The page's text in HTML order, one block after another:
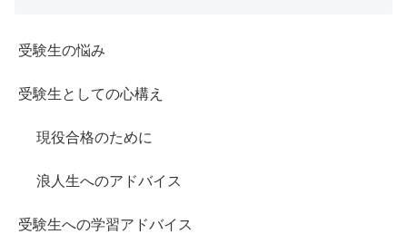
受験生の悩み
受験生としての心構え
現役合格のために
浪人生へのアドバイス
受験生への学習アドバイス